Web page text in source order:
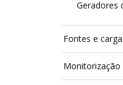
Geradores
Fontes e
Monitorização